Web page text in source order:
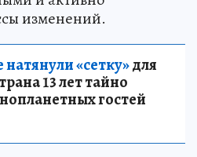
изменений.
«сетку»для
13 лет тайно
гостей